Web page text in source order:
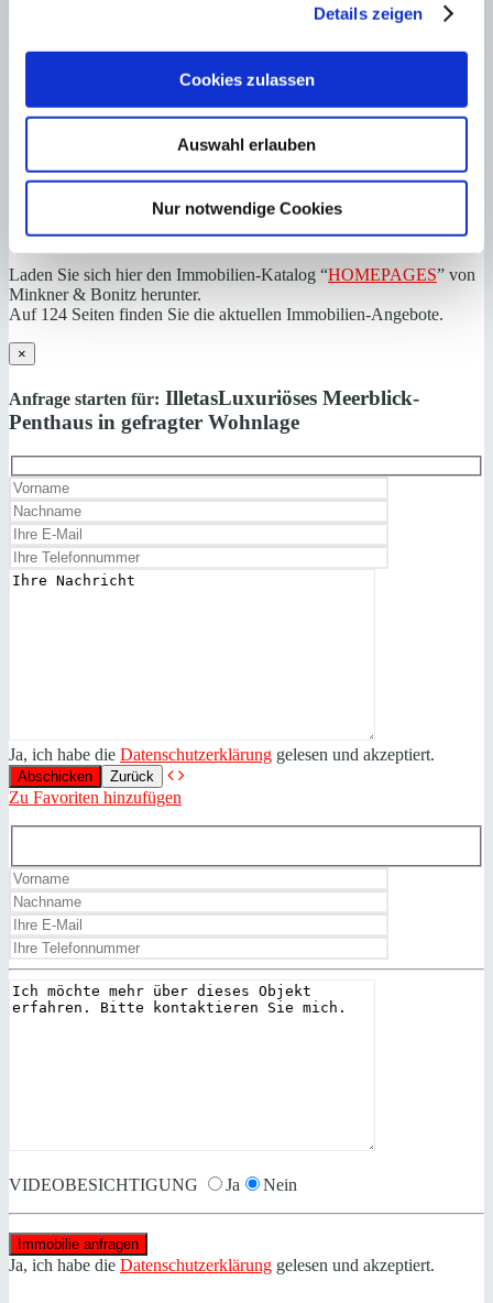
Details zeigen
Cookies zulassen
Auswahl erlauben
Nur notwendige Cookies
Haftungs- und Courtageklausel
Alle Angaben basieren auf Informationen und Daten, die uns vom
Verkäufer/Auftraggeber zur Verfügung gestellt wurden. Minkner &
Partner übernimmt keinerlei Garantie für Vollständigkeit, Richtigkeit
angegebenen Preise enthalten nicht die vom Käufer zu tragenden
Nebenkosten wie Steuern, Notar-, Grundbuch- und Gestoriakosten.
Laden Sie sich hier den Immobilien-Katalog “HOMEPAGES” von
Minkner & Bonitz herunter.
Auf 124 Seiten finden Sie die aktuellen Immobilien-Angebote.
×
Anfrage starten für: IlletasLuxuriöses Meerblick-
Penthaus in gefragter Wohnlage
Ja, ich habe die Datenschutzerklärung gelesen und akzeptiert.
Zurück
Zu Favoriten hinzufügen
VIDEOBESICHTIGUNG Ja Nein
Ja, ich habe die Datenschutzerklärung gelesen und akzeptiert.